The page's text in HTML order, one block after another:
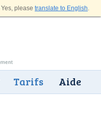
Yes, please translate to English.
Tarifs Aide